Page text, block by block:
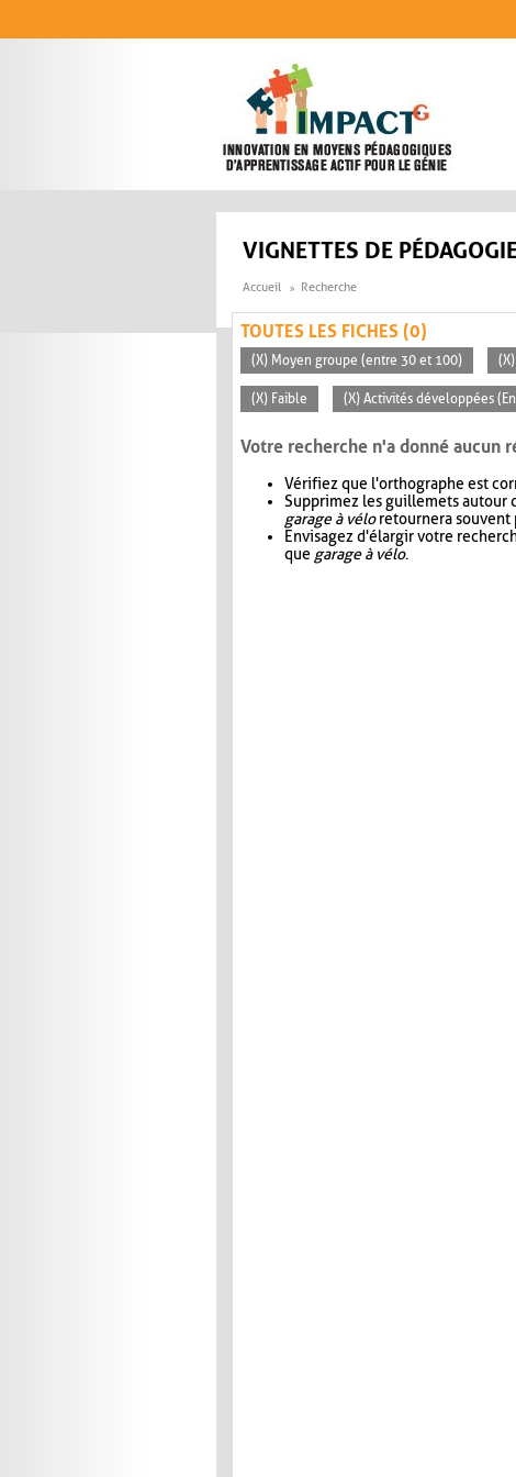
VIGNETTES DE
Accueil Recherche
TOUTES LES FICHES (0)
(X) Moyen groupe (entre 30 et 100)
(X) Faible (X) Activités développées
Votre recherche n'a donné aucun
Vérifiez que l'orthographe est
Supprimez les guillemets autour
garage à véloretournera souvent
Envisagez d'élargir votre
que garage à vélo.